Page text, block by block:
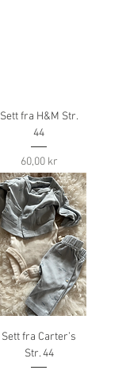
Sett fra H&M Str.
44
Pris
60,00 kr
Sett fra Carter’s
Str. 44